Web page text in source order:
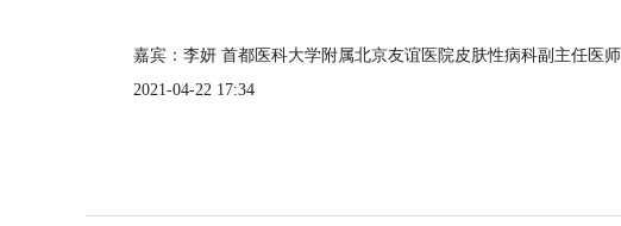
嘉宾：李妍 首都医科大学附属北京友谊医院皮肤性病科副主任医师
2021-04-22 17:34